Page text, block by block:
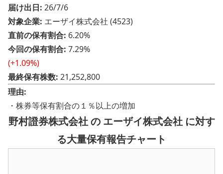
届け出日: 26/7/6
対象企業: エーザイ株式会社 (4523)
直前の保有割合: 6.20%
今回の保有割合: 7.29%
(+1.09%)
最終保有株数: 21,252,800
理由:
・株券等保有割合の１％以上の増加
野村證券株式会社 の エーザイ株式会社 に対す
る大量保有報告チャート